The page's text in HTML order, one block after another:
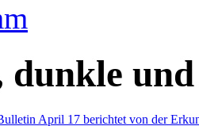
dunkle
April 17 berichtet von der